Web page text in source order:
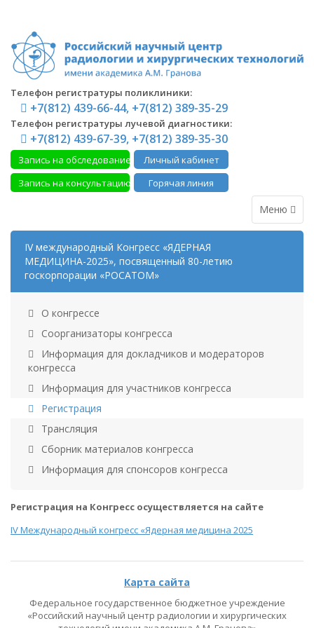
Телефон регистратуры поликлиники:
+7(812) 439-66-44, +7(812) 389-35-29
Телефон регистратуры лучевой диагностики:
+7(812) 439-67-39, +7(812) 389-35-30
Запись на обследование
Личный кабинет
Запись на консультацию
Горячая линия
Меню
IV международный Конгресс «ЯДЕРНАЯ
МЕДИЦИНА-2025», посвященный 80-летию
госкорпорации «РОСАТОМ»
О конгрессе
Соорганизаторы конгресса
Информация для докладчиков и модераторов
конгресса
Информация для участников конгресса
Регистрация
Трансляция
Сборник материалов конгресса
Информация для спонсоров конгресса
Регистрация на Конгресс осуществляется на сайте
IV Международный конгресс «Ядерная медицина 2025
Карта сайта
Федеральное государственное бюджетное учреждение
«Российский научный центр радиологии и хирургических